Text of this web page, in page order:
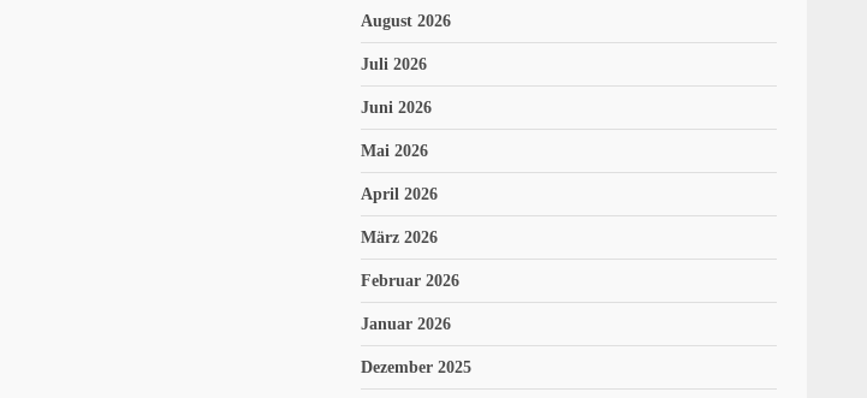
August 2026
Juli 2026
Juni 2026
Mai 2026
April 2026
März 2026
Februar 2026
Januar 2026
Dezember 2025